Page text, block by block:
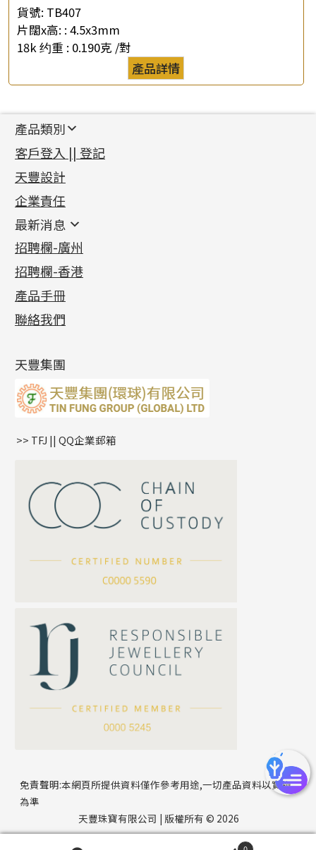
貨號: TB407
片闊x高: : 4.5x3mm
18k 约重 : 0.190克 /對
產品詳情
公司名稱
聯絡電話
產品類別
新產品
足金系列
足金配件
機織鏈系列
珠仔鏈
镶口链
管狀網鏈
十字車花鏈系列
十字閃O鏈系列
十字錘打鏈系列
側身車花鏈系列
側身鏈系列
雙十字鏈系列
水波鏈系列
蛇骨鏈系列
鏈尾系列
嘴唇鏈系列
S車花鏈系列
珍珠鏈系列
坦克鏈系列
滿天星鏈系列
方假繩鏈系列
首飾配件
耳環類配件
卷迫系列
螺絲迫系列
梅花迫系列
平臺迫系列
綫拍系列
美拍系列
耳環扣系列
耳綫/耳鈎系列
耳環爪頭
耳環
鏈類配件
動感車花吊墜
調節珠系列
生圈扣系列
龍蝦扣系列
鴨俐制系列
字母吊墜
相盒吊墜
項鏈吊墜
生肖吊墜
星座吊墜
珠扣
其他類配件
珠盤系列
袖口鈕系列
焊片及鐳射綫
空心車花管
珠類配件
無孔光身珠
空心光身珠
無孔批花珠
鑲口類
四爪頭系列
六爪頭系列
車花片
動感車花片
鑲口戒指
鑲口手鏈系列
首飾系列
手镯系列
戒指系列
空心耳環
空心车花管首饰链
空心手鐲系列
貴金屬原料
千足金
記憶金屬系列
記憶戒指
拉簧珠珠手鏈
記憶鈦手鐲
客戶登入 || 登記
天豐設計
企業責任
最新消息
最新消息
各項證書(2)
相片集(9)
展覽會資訊
最新產品資訊
招聘欄-廣州
招聘欄-香港
產品手冊
聯絡我們
天豐集團
>> TFJ || QQ企業郵箱
免責聲明:本網頁所提供資料僅作參考用途,一切產品資料以實物
為準
天豐珠寶有限公司 | 版權所有 © 2026